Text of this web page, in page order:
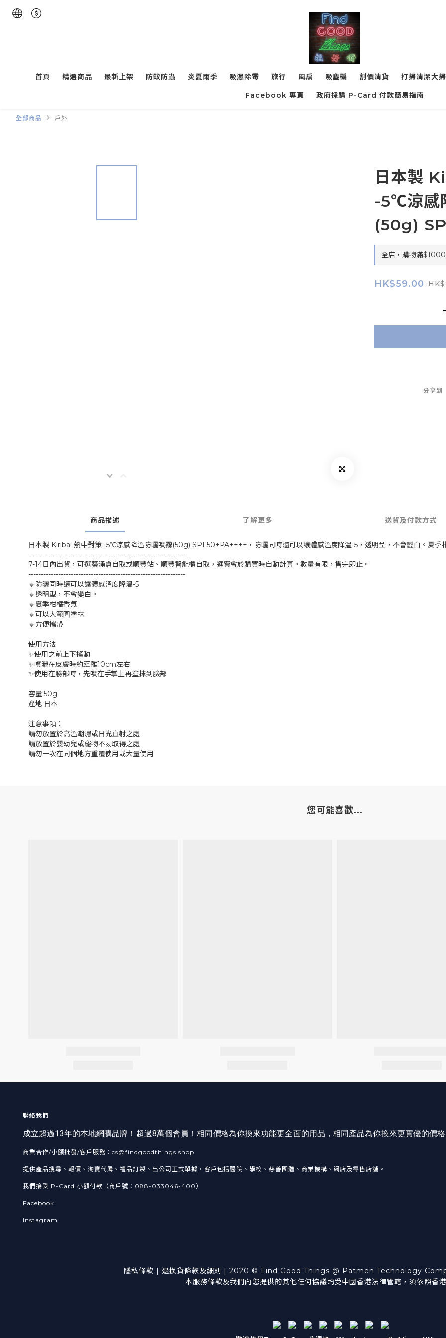
首頁 精選商品 最新上架 防蚊防蟲 炎夏雨季 吸濕除霉 旅行 風扇 吸塵機 割價清貨 打掃清潔大
Facebook 專頁 政府採購 P-Card 付款簡易指南
全部商品 戶外
日本製
-5℃涼感
(50g)
全店，購物滿
HK$59.00
分享到
商品描述 了解更多 送貨及付款方式
日本製 Kiribai 熱中對策 -5℃涼感降溫防曬噴霧(50g) SPF50+PA++++，防曬同時還可以讓體感溫度降溫-5，透明型，不會變白。夏季
---------------------------------------------------------------
7-14日內出貨，可選葵涌倉自取或順豐站、順豐智能櫃自取，運費會於購買時自動計算。數量有限，售完即止。
---------------------------------------------------------------
🔹防曬同時還可以讓體感溫度降溫-5
🔹透明型，不會變白。
🔹夏季柑橘香氣
🔹可以大範圍塗抹
🔹方便攜帶
使用方法
✨使用之前上下搖動
✨噴灑在皮膚時約距離10cm左右
✨使用在臉部時，先噴在手掌上再塗抹到臉部
容量:50g
產地:日本
注意事項：
請勿放置於高溫潮濕或日光直射之處
請放置於嬰幼兒或寵物不易取得之處
請勿一次在同個地方重覆使用或大量使用
您可能喜歡...
聯絡我們
成立超過13年的本地網購品牌！超過8萬個會員！相同價格為你換來功能更全面的用品，相同產品為你換來更實優的價
商業合作/小額批發/客戶服務：cs@findgoodthings.shop
提供產品搜尋、報價、淘寶代購、禮品訂製、出公司正式單據，客戶包括醫院、學校、慈善團體、商業機構、網店及零售店舖。
我們接受 P-Card 小額付款（商戶號：088-033046-400）
Facebook
Instagram
隱私條款 退換貨條款及細則 | 2020 © Find Good Things @ Patmen Technology
本服務條款及我們向您提供的其他任何協議均受中國香港法律管轄，須依照香